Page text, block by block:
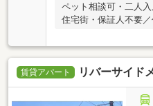
ペット相談可・二人
住宅街・保証人不要
賃貸アパート リバーサイド